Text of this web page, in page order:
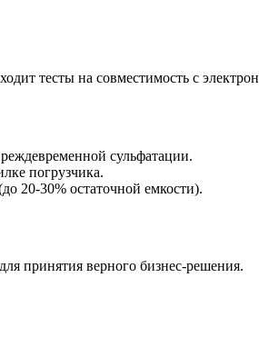
тесты на совместимость с
сульфатации.
погрузчика.
20-30% остаточной емкости).
принятия верного бизнес-решения.